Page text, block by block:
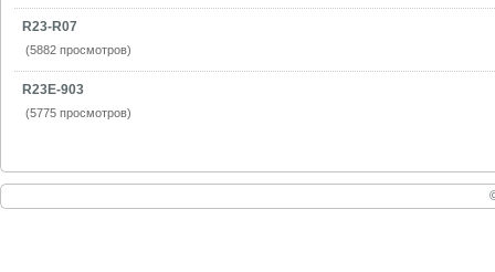
R23-R07
(5882 просмотров)
R23E-903
(5775 просмотров)